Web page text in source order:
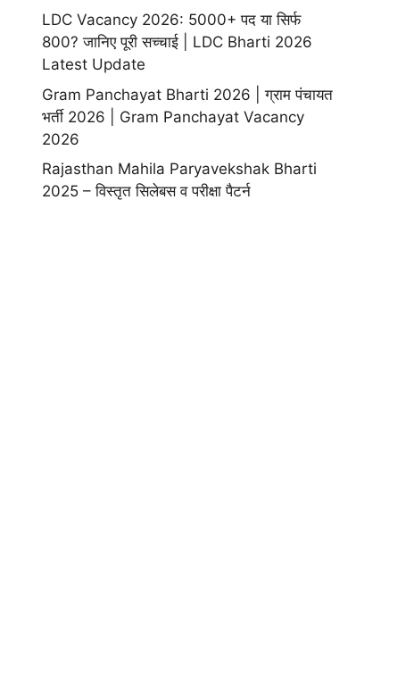
LDC Vacancy 2026: 5000+ पद या सिर्फ
800? जानिए पूरी सच्चाई | LDC Bharti 2026
Latest Update
Gram Panchayat Bharti 2026 | ग्राम पंचायत
भर्ती 2026 | Gram Panchayat Vacancy
2026
Rajasthan Mahila Paryavekshak Bharti
2025 – विस्तृत सिलेबस व परीक्षा पैटर्न